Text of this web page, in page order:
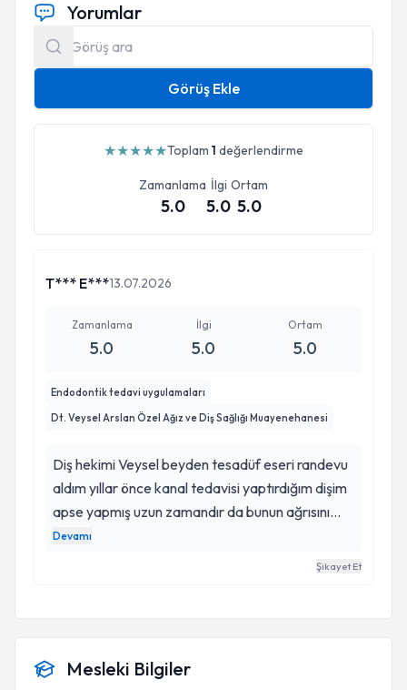
Yorumlar
Görüş Ekle
★★★★★Toplam 1 değerlendirme
Zamanlama
5.0
İlgi
5.0
Ortam
5.0
T*** E***13.07.2026
Zamanlama
5.0
İlgi
5.0
Ortam
5.0
Endodontik tedavi uygulamaları
Dt. Veysel Arslan Özel Ağız ve Diş Sağlığı Muayenehanesi
Diş hekimi Veysel beyden tesadüf eseri randevu
aldım yıllar önce kanal tedavisi yaptırdığım dişim
apse yapmış uzun zamandır da bunun ağrısını
çekiyordum gider gitmez uyguladığı işlemden
sonra ağrım kesildi şu anda tedavim devam
kadar nazik ve ilgili herkese tekrar çok teşekkür
Devamı
Şikayet Et
Mesleki Bilgiler